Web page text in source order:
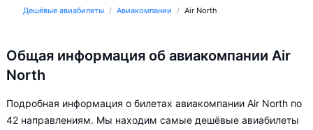
Дешёвые авиабилеты Авиакомпании Air North
Общая информация об авиакомпании Air
North
Подробная информация о билетах авиакомпании Air North по
42 направлениям. Мы находим самые дешёвые авиабилеты